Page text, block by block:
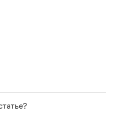
до тонкостей
к сложному